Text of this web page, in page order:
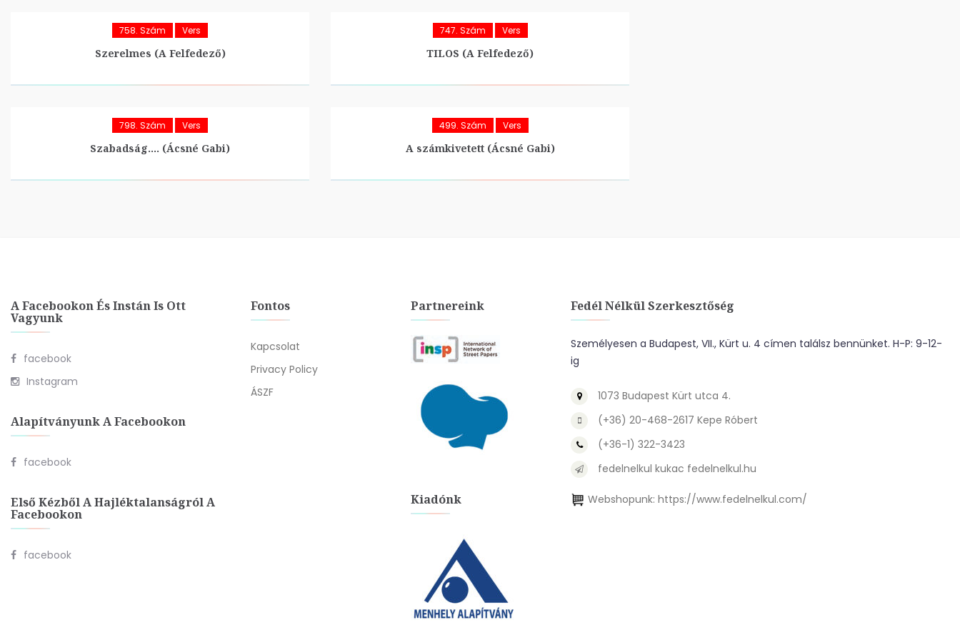
758. Szám Vers
Szerelmes (A Felfedező)
747. Szám Vers
TILOS (A Felfedező)
798. Szám Vers
Szabadság…. (Ácsné Gabi)
499. Szám Vers
A számkivetett (Ácsné Gabi)
A Facebookon És Instán Is Ott
Vagyunk
facebook
Instagram
Alapítványunk A Facebookon
facebook
Első Kézből A Hajléktalanságról A
Facebookon
facebook
Fontos
Kapcsolat
Privacy Policy
ÁSZF
Partnereink
Kiadónk
Fedél Nélkül Szerkesztőség
Személyesen a Budapest, VII., Kürt u. 4 címen találsz bennünket. H-P: 9-12-
ig
1073 Budapest Kürt utca 4.
(+36) 20-468-2617 Kepe Róbert
(+36-1) 322-3423
fedelnelkul kukac fedelnelkul.hu
Webshopunk: https://www.fedelnelkul.com/